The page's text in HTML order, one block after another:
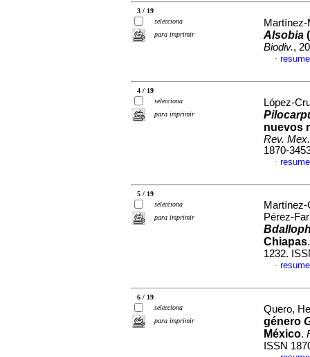
3 / 19
selecciona
para imprimir
Alsobia
Biodiv.,
·
4 / 19
selecciona
para imprimir
López-
nuevos
Rev.
1870-
·
5 / 19
selecciona
para imprimir
Pérez-
Chiapas
1232.
·
6 / 19
selecciona
para imprimir
Quero,
género
México.
ISSN